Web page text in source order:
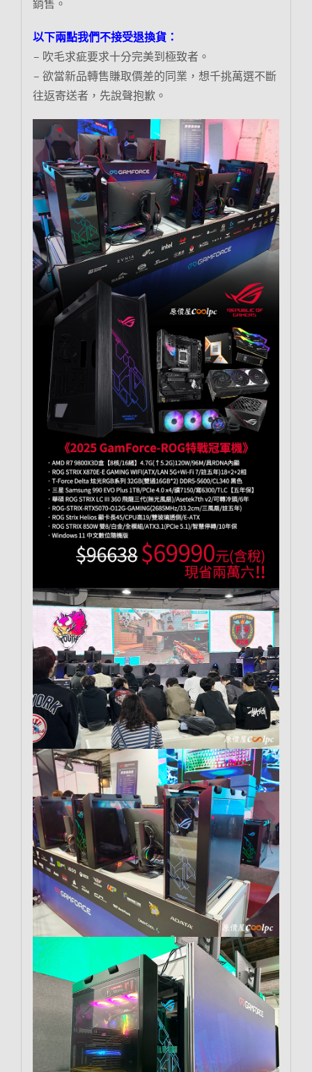
銷售。
以下兩點我們不接受退換貨：
– 吹毛求疵要求十分完美到極致者。
– 欲當新品轉售賺取價差的同業，想千挑萬選不斷
往返寄送者，先說聲抱歉。